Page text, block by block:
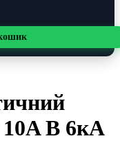
В 6кА